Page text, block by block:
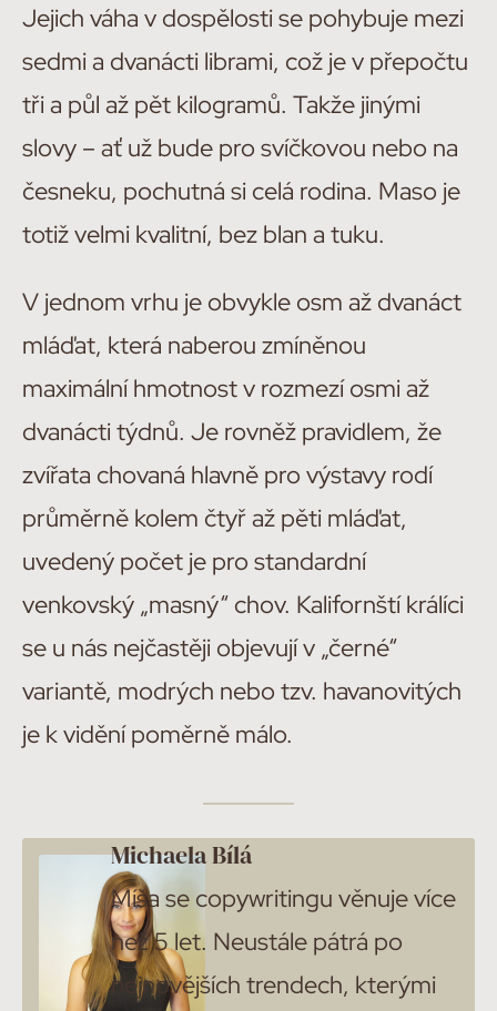
Jejich váha v dospělosti se pohybuje mezi
sedmi a dvanácti librami, což je v přepočtu
tři a půl až pět kilogramů. Takže jinými
slovy – ať už bude pro svíčkovou nebo na
česneku, pochutná si celá rodina. Maso je
totiž velmi kvalitní, bez blan a tuku.
V jednom vrhu je obvykle osm až dvanáct
mláďat, která naberou zmíněnou
maximální hmotnost v rozmezí osmi až
dvanácti týdnů. Je rovněž pravidlem, že
zvířata chovaná hlavně pro výstavy rodí
průměrně kolem čtyř až pěti mláďat,
uvedený počet je pro standardní
venkovský „masný“ chov. Kalifornští králíci
se u nás nejčastěji objevují v „černé“
variantě, modrých nebo tzv. havanovitých
je k vidění poměrně málo.
Michaela Bílá
Míša se copywritingu věnuje více
než 5 let. Neustále pátrá po
nejnovějších trendech, kterými